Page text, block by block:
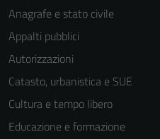
Anagrafe e stato civile
Appalti pubblici
Autorizzazioni
Catasto, urbanistica e SUE
Cultura e tempo libero
Educazione e formazione